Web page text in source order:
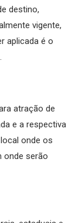
destino,
vigente,
aplicada é o
atração de
e a respectiva
onde os
onde serão